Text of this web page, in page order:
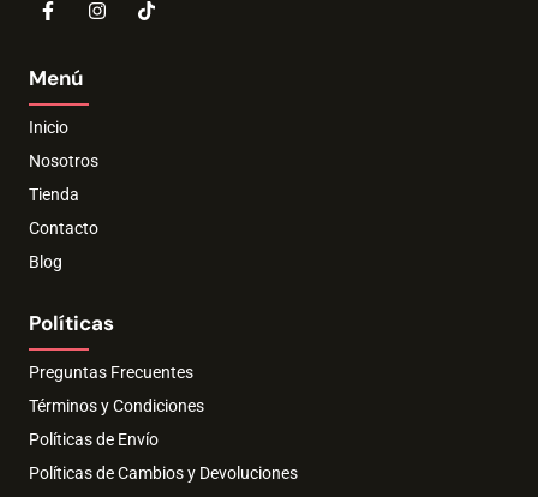
Menú
Inicio
Nosotros
Tienda
Contacto
Blog
Políticas
Preguntas Frecuentes
Términos y Condiciones
Políticas de Envío
Políticas de Cambios y Devoluciones